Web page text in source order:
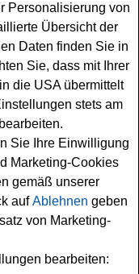
alle Festival-Fans
verlostFestival
mit etwas Glück
Als
Tickets
plus Rabatt-Code
darf sich auf
Liberty 4
Gewinner
plus
Newsletter
Personalisierung von
Übersicht der
Daten finden Sie in
Sie, dass mit Ihrer
die USA übermittelt
stets am
Sie Ihre Einwilligung
Marketing-Cookies
gemäß unserer
aufAblehnen geben
von Marketing-
bearbeiten: